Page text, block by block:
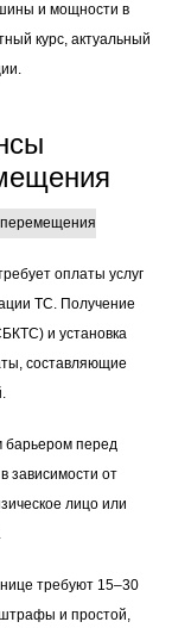
и мощности в
курс, актуальный
оплаты услуг
ТС. Получение
и установка
составляющие
барьером перед
зависимости от
лицо или
требуют 15–30
и простой,